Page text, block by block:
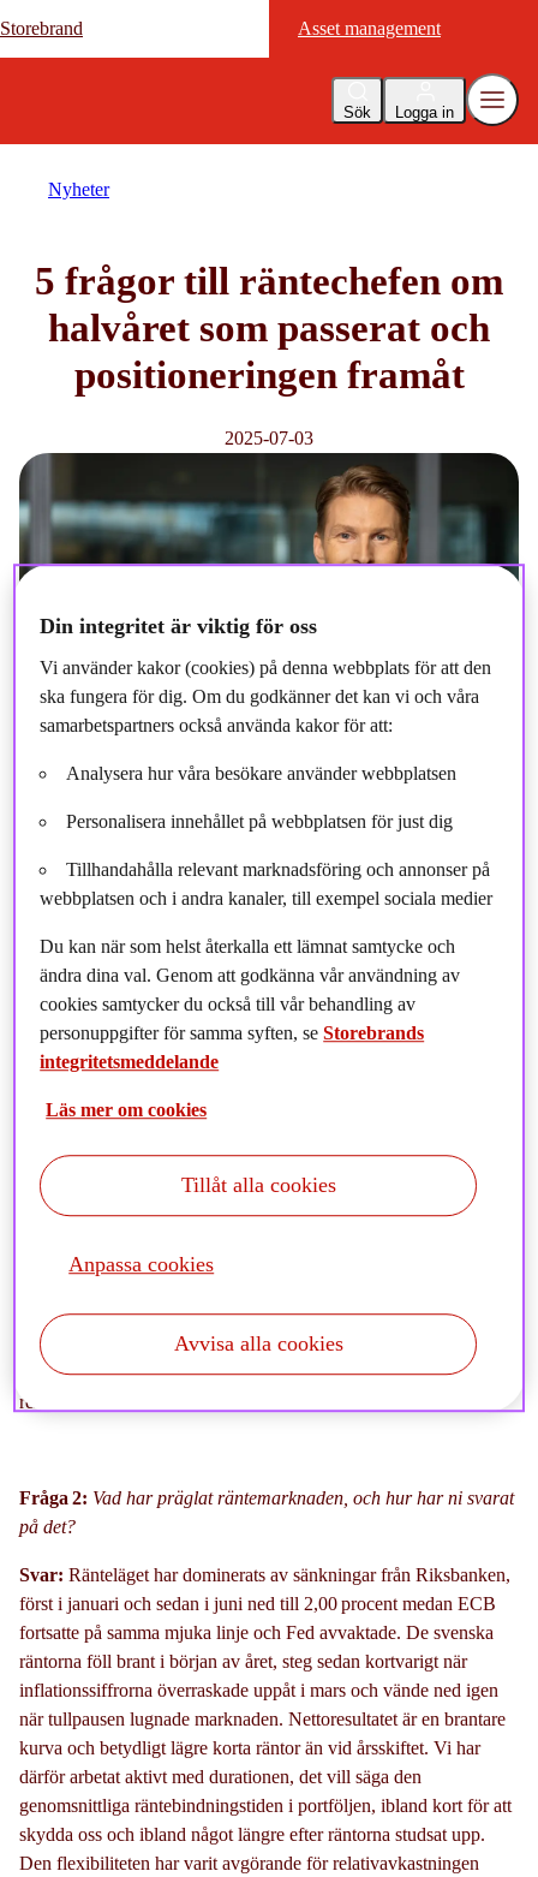
Storebrand Asset management
Sök Logga in
Storebrand Asset management
Nyheter
5 frågor till räntechefen om
halvåret som passerat och
positioneringen framåt
2025-07-03
Fråga 1: Hur skulle du sammanfatta börsutvecklingen under det
första halvåret 2025?
Svar:Året började med ett riktigt börsrally
svensk konjunkturåterhämtning
ordentlig turbulens i mars och april, vilket fick kurserna att falla
snabbt. Rallyt återupptogs dock lika fort när tullarna pausades,
riskaptit . Under juni gick sedan
makrodatakom av sigsamtidigt som utsikterna för
verkstadsbolagen påverkades av tullutspelen.
Med ett förbättrat
sentimentkan densvenska börsen åter börja utvecklasstarkare
relativ basis.
Fråga 2: Vad harpräglaträntemarknaden , och hurharni svarat
på det?
Svar: Ränteläget hardominerats av sänkningar från Riksbanken,
först i januari och sedan i juni ned till 2,00 procent medan ECB
fortsatte på samma mjuka linje och Fed avvaktade. De svenska
räntorna föll brant i början av året, steg sedan kortvarigt när
inflationssiffrorna överraskade uppåt i mars och vände ned igen
när tullpausen lugnade marknaden. Nettoresultatet är en brantare
kurva och betydligt lägre korta räntor än vid årsskiftet. Vi har
därför arbetat aktivt med durationen, det vill säga den
genomsnittliga räntebindningstiden i portföljen, ibland kort för att
skydda oss och ibland något längre efterräntorna studsat upp.
Den flexibiliteten har varit avgörande förrelativavkastningen
Din integritet är viktig för oss
Vi använder kakor (cookies) på denna webbplats för att den
ska fungera för dig. Om du godkänner det kan vi och våra
samarbetspartners också använda kakor för att:
Analysera hur våra besökare använder webbplatsen
Personalisera innehållet på webbplatsen för just dig
Tillhandahålla relevant marknadsföring och annonser på
webbplatsen och i andra kanaler, till exempel sociala medier
Du kan när som helst återkalla ett lämnat samtycke och
ändra dina val. Genom att godkänna vår användning av
cookies samtycker du också till vår behandling av
personuppgifter för samma syften, seStorebrands
integritetsmeddelande
Läs mer om cookies
Anpassa cookies
Avvisa alla cookies
Tillåt alla cookies